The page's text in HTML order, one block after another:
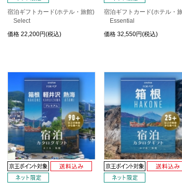
宿泊ギフトカード(ホテル・旅館)
Select
価格 22,200円(税込)
宿泊ギフトカード(ホテル・
Essential
価格 32,550円(税込)